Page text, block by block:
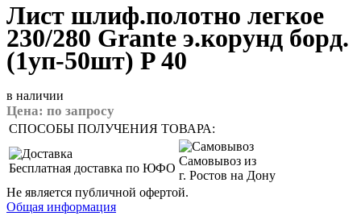
Лист шлиф.полотно легкое
230/280 Grante э.корунд борд.
(1уп-50шт) P 40
в наличии
Цена: по запросу
СПОСОБЫ ПОЛУЧЕНИЯ ТОВАРА:
Бесплатная доставка по ЮФО
Самовывоз из
г. Ростов на Дону
Не является публичной офертой.
Общая информация